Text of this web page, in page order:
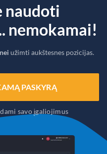
naudoti
nemokamai!
užimti aukštesnes pozicijas.
PASKYRĄ
savo įgaliojimus